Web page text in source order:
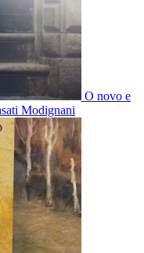
O novo e
Modignani